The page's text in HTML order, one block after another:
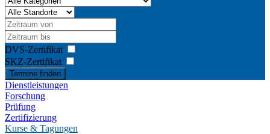
DVS-Zertifikat
SKZ-Zertifikat
Termine finden
Dienstleistungen
Forschung
Prüfung
Zertifizierung
Kurse & Tagungen